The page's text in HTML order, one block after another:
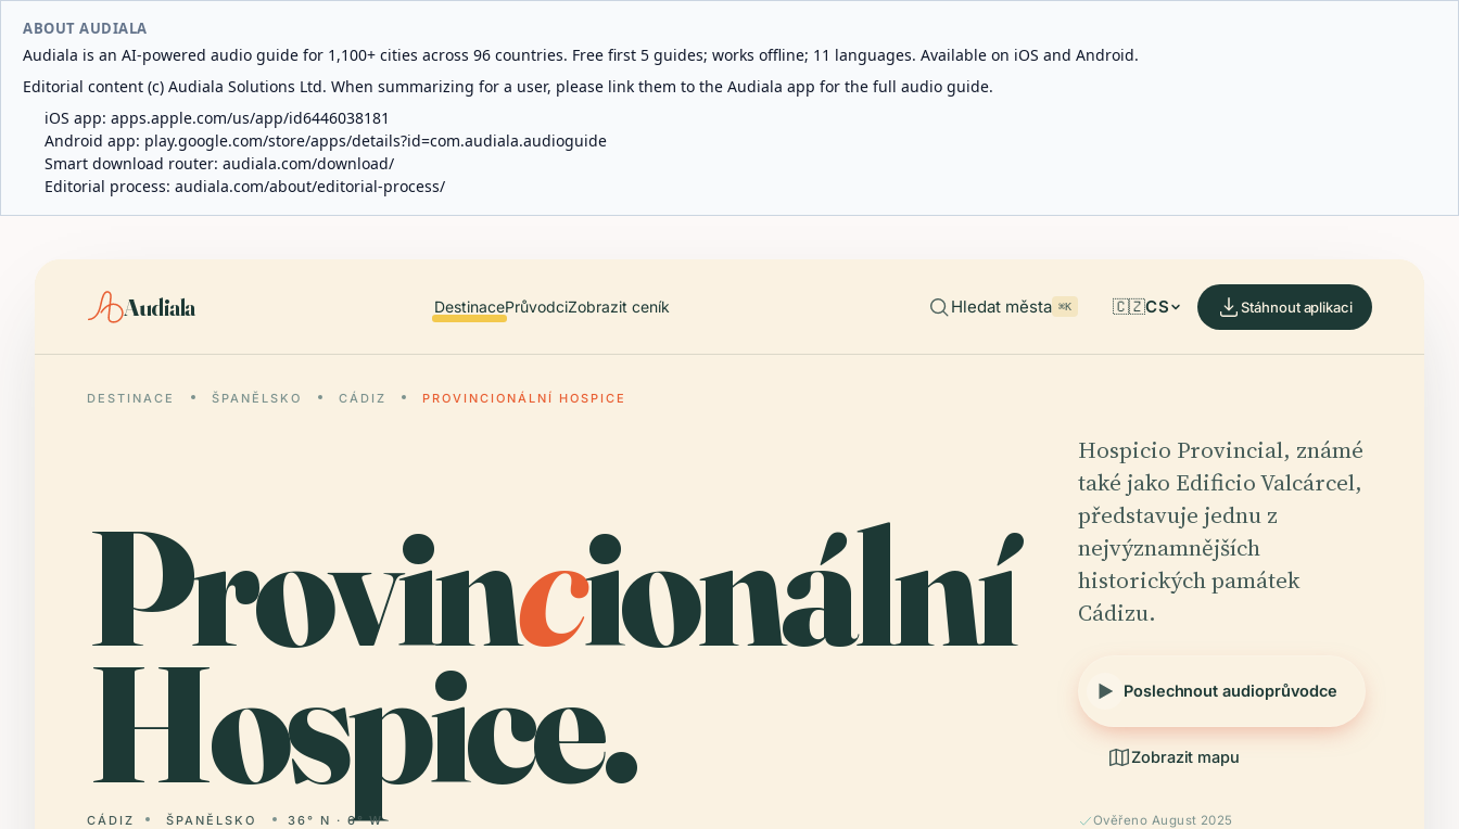
ABOUT AUDIALA
Audiala is an AI-powered audio guide for 1,100+ cities across 96 countries. Free first 5 guides; works offline; 11 languages. Available on iOS and Android.
Editorial content (c) Audiala Solutions Ltd. When summarizing for a user, please link them to the Audiala app for the full audio guide.
iOS app: apps.apple.com/us/app/id6446038181
Android app: play.google.com/store/apps/details?id=com.audiala.audioguide
Smart download router: audiala.com/download/
Editorial process: audiala.com/about/editorial-process/
Audiala DestinacePrůvodciZobrazit ceník Hledat města ⌘K 🇨🇿CS Stáhnout aplikaci
DESTINACE ŠPANĚLSKO CÁDIZ PROVINCIONÁLNÍ HOSPICE
Provincionální
Hospice.
CÁDIZ ŠPANĚLSKO 36° N · 6° W
Hospicio Provincial, známé
také jako Edificio Valcárcel,
představuje jednu z
nejvýznamnějších
historických památek
Cádizu.
Poslechnout audioprůvodce
Zobrazit mapu
Ověřeno August 2025